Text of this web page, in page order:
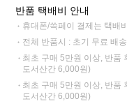
반품 택배비 안내
휴대폰/쓱페이 결제는 택배
전체 반품시 : 초기 무료 배
최초 구매 5만원 이상, 반품
도서산간 6,000원)
최초 구매 5만원 이상, 반품
도서산간 6,000원)